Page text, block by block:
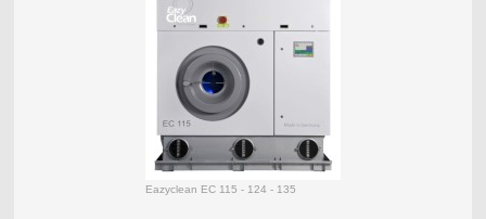
Eazyclean EC 115 - 124 - 135